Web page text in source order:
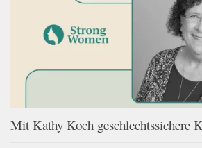
Mit Kathy Koch geschlechtssichere